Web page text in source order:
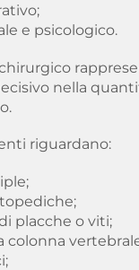
e psicologico.
nella
riguardano:
placche o viti;
colonna